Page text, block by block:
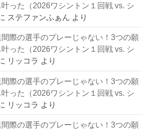
った（2026ワシントン１回戦 vs. シ
ステファンふぁん より
間際の選手のプレーじゃない！3つの願
った（2026ワシントン１回戦 vs. シ
リッコラ より
間際の選手のプレーじゃない！3つの願
った（2026ワシントン１回戦 vs. シ
リッコラ より
間際の選手のプレーじゃない！3つの願